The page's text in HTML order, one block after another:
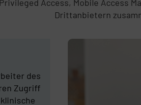
Access, Mobile Access
Drittanbietern
des
Zugriff